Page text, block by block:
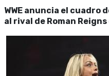
WWE anuncia el
al rival de Roman Reigns